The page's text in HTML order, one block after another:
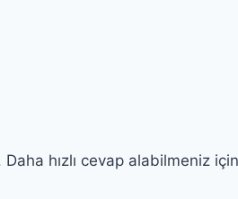
hızlı cevap alabilmeniz